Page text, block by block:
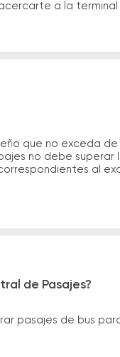
a la
que no exceda
no debe superar
al
de Pasajes?
pasajes de bus